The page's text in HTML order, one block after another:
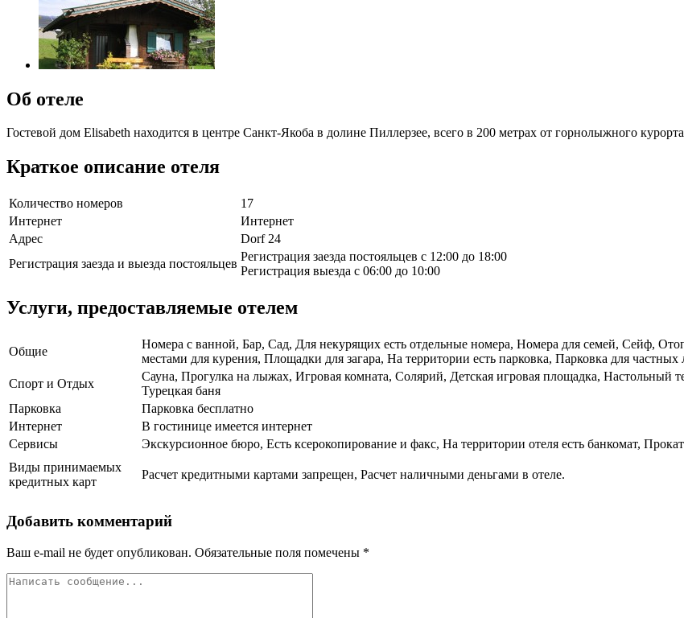
Об отеле
Гостевой дом Elisabeth находится в центре Санкт-Якоба в долине Пиллерзее, всего в 200 метрах от горнолыжного
Краткое описание отеля
Количество номеров
17
Интернет
Интернет
Адрес
Dorf 24
Регистрация заезда и выезда постояльцев
Регистрация заезда постояльцев с 12:00 до 18:00
Регистрация выезда с 06:00 до 10:00
Услуги, предоставляемые отелем
Общие
Номера с ванной, Бар, Сад, Для некурящих есть отдельные номера, Номера для семей, Сейф,
местами для курения, Площадки для загара, На территории есть парковка, Парковка для частных
Спорт и Отдых
Сауна, Прогулка на лыжах, Игровая комната, Солярий, Детская игровая площадка,
Турецкая баня
Парковка
Парковка бесплатно
Интернет
В гостинице имеется интернет
Сервисы
Экскурсионное бюро, Есть ксерокопирование и факс, На территории отеля есть банкомат,
Виды принимаемых
кредитных карт
Расчет кредитными картами запрещен, Расчет наличными деньгами в отеле.
Добавить комментарий
Ваш e-mail не будет опубликован. Обязательные поля помечены *